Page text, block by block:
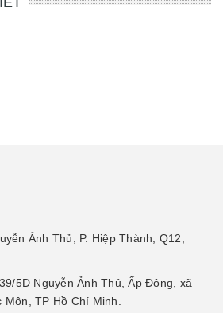
Ảnh Thủ, P. Hiệp Thành, Q12,
5D Nguyễn Ảnh Thủ, Ấp Đông, xã
TP Hồ Chí Minh.